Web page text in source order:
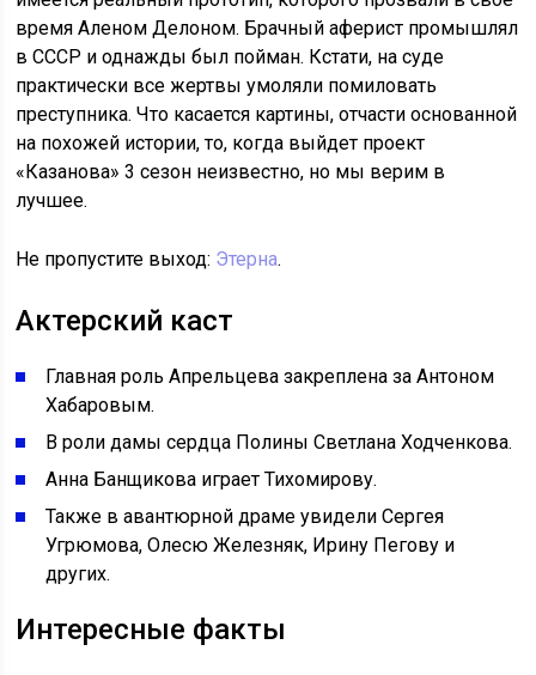
время Аленом Делоном. Брачный аферист промышлял
в СССР и однажды был пойман. Кстати, на суде
практически все жертвы умоляли помиловать
преступника. Что касается картины, отчасти основанной
на похожей истории, то, когда выйдет проект
«Казанова» 3 сезон неизвестно, но мы верим в
лучшее.
Не пропустите выход: Этерна.
Актерский каст
Главная роль Апрельцева закреплена за Антоном
Хабаровым.
В роли дамы сердца Полины Светлана Ходченкова.
Анна Банщикова играет Тихомирову.
Также в авантюрной драме увидели Сергея
Угрюмова, Олесю Железняк, Ирину Пегову и
других.
Интересные факты